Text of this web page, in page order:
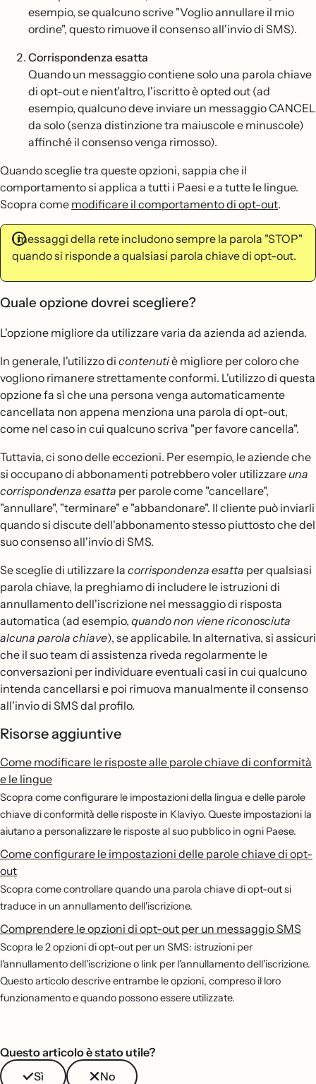
esempio, se qualcuno scrive "Voglio annullare il mio
ordine", questo rimuove il consenso all'invio di SMS).
Corrispondenza esatta
Quando un messaggio contiene solo una parola chiave
di opt-out e nient'altro, l'iscritto è opted out (ad
esempio, qualcuno deve inviare un messaggio CANCEL
da solo (senza distinzione tra maiuscole e minuscole)
affinché il consenso venga rimosso).
Quando sceglie tra queste opzioni, sappia che il
comportamento si applica a tutti i Paesi e a tutte le lingue.
Scopra come modificare il comportamento di opt-out.
I messaggi della rete includono sempre la parola "STOP"
quando si risponde a qualsiasi parola chiave di opt-out.
Quale opzione dovrei scegliere?
L'opzione migliore da utilizzare varia da azienda ad azienda.
In generale, l'utilizzo di contenutiè migliore per coloro che
vogliono rimanere strettamente conformi. L'utilizzo di questa
opzione fa sì che una persona venga automaticamente
cancellata non appena menziona una parola di opt-out,
come nel caso in cui qualcuno scriva "per favore cancella".
Tuttavia, ci sono delle eccezioni. Per esempio, le aziende che
si occupano di abbonamenti potrebbero voler utilizzareuna
corrispondenza esatta per parole come "cancellare",
"annullare", "terminare" e "abbandonare". Il cliente può inviarli
quando si discute dell'abbonamento stesso piuttosto che del
suo consenso all'invio di SMS.
Se sceglie di utilizzare la corrispondenza esatta per qualsiasi
parola chiave, la preghiamo di includere le istruzioni di
annullamento dell'iscrizione nel messaggio di risposta
automatica (ad esempio, quando non viene riconosciuta
alcuna parola chiave), se applicabile. In alternativa, si assicuri
che il suo team di assistenza riveda regolarmente le
conversazioni per individuare eventuali casi in cui qualcuno
intenda cancellarsi e poi rimuova manualmente il consenso
all'invio di SMS dal profilo.
Risorse aggiuntive
Come modificare le risposte alle parole chiave di conformità
e le lingue
Scopra come configurare le impostazioni della lingua e delle parole
chiave di conformità delle risposte in Klaviyo. Queste impostazioni la
aiutano a personalizzare le risposte al suo pubblico in ogni Paese.
Come configurare le impostazioni delle parole chiave di opt-
out
Scopra come controllare quando una parola chiave di opt-out si
traduce in un annullamento dell'iscrizione.
Comprendere le opzioni di opt-out per un messaggio SMS
Scopra le 2 opzioni di opt-out per un SMS: istruzioni per
l'annullamento dell'iscrizione o link per l'annullamento dell'iscrizione.
Questo articolo descrive entrambe le opzioni, compreso il loro
funzionamento e quando possono essere utilizzate.
Questo articolo è stato utile?
Sì
No